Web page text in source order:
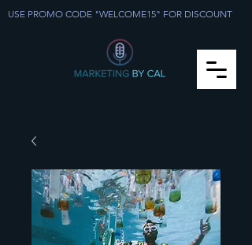
USE PROMO CODE "WELCOME15" FOR DISCOUNT